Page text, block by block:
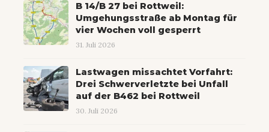
B 14/B 27 bei Rottweil:
Umgehungsstraße ab Montag für
vier Wochen voll gesperrt
31. Juli 2026
Lastwagen missachtet Vorfahrt:
Drei Schwerverletzte bei Unfall
auf der B462 bei Rottweil
30. Juli 2026